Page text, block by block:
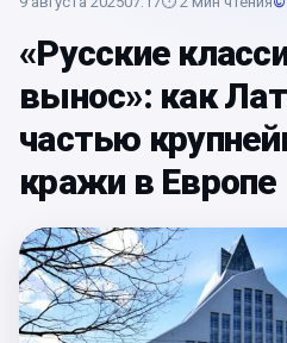
«Русские
вынос»: как
частью
кражи в Европе